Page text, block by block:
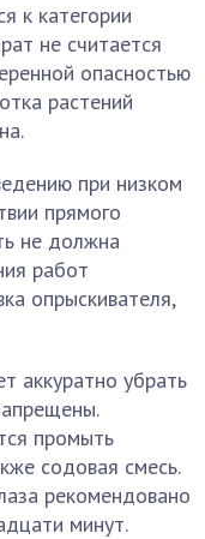
к категории
не считается
опасностью
растений
при низком
прямого
не должна
работ
опрыскивателя,
аккуратно убрать
промыть
содовая смесь.
рекомендовано
минут.